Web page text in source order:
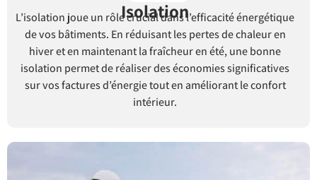
Isolation
L’isolation joue un rôle crucial dans l’efficacité énergétique
de vos bâtiments. En réduisant les pertes de chaleur en
hiver et en maintenant la fraîcheur en été, une bonne
isolation permet de réaliser des économies significatives
sur vos factures d’énergie tout en améliorant le confort
intérieur.